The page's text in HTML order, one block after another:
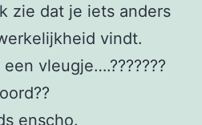
zie dat je iets anders
vindt.
vleugje….???????
enscho.